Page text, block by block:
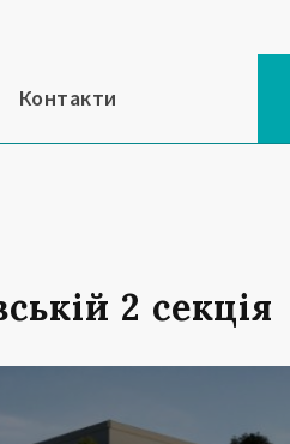
Контакти
2 секція